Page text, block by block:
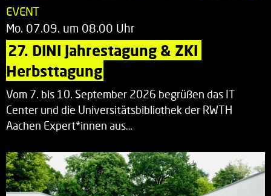
EVENT
Mo. 07.09. um 08.00 Uhr
27. DINI Jahrestagung & ZKI
Herbsttagung
Vom 7. bis 10. September 2026 begrüßen das IT
Center und die Universitätsbibliothek der RWTH
Aachen Expert*innen aus…